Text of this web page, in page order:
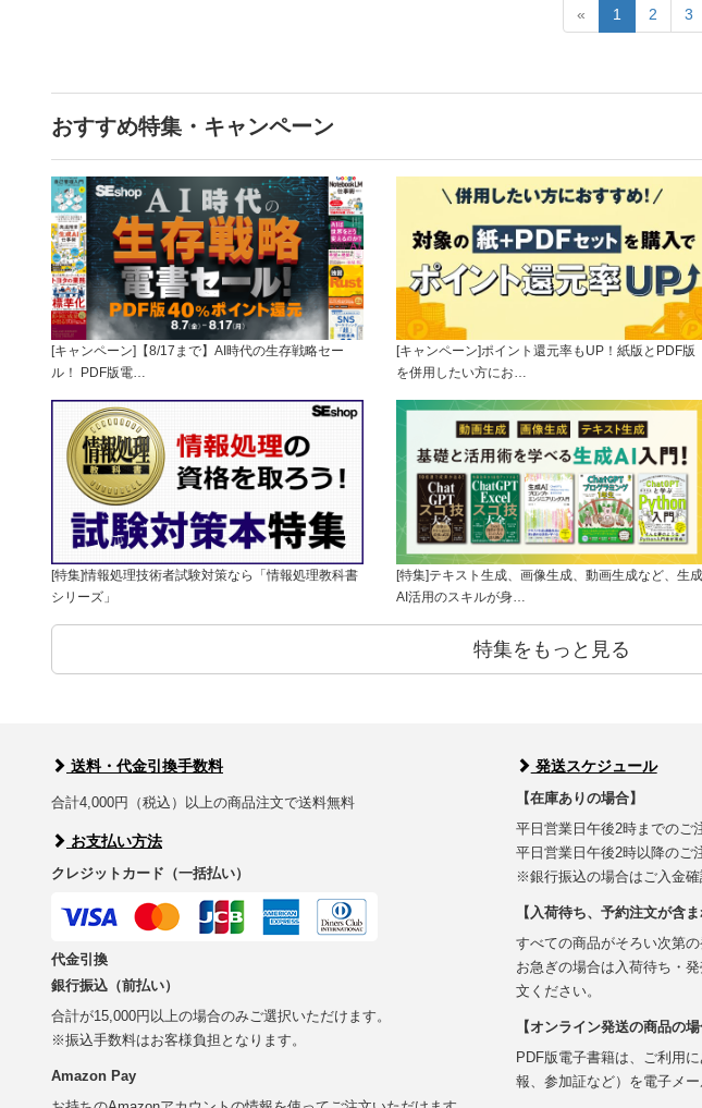
« 1 2 3
おすすめ特集・キャンペーン
[キャンペーン]【8/17まで】AI時代の生存戦略セー
ル！ PDF版電…
[キャンペーン]ポイント還元率もUP！紙版とPDF版
を併用したい方にお…
[特集]情報処理技術者試験対策なら「情報処理教科書
シリーズ」
[特集]テキスト生成、画像生成、動画生成など、生成
AI活用のスキルが身…
特集をもっと見る
送料・代金引換手数料
合計4,000円（税込）以上の商品注文で送料無料
お支払い方法
クレジットカード（一括払い）
代金引換
銀行振込（前払い）
合計が15,000円以上の場合のみご選択いただけます。
※振込手数料はお客様負担となります。
Amazon Pay
発送スケジュール
【在庫ありの場合】
平日営業日午後2時までのご
平日営業日午後2時以降のご
※銀行振込の場合はご入金確
【入荷待ち、予約注文が含ま
すべての商品がそろい次第の
お急ぎの場合は入荷待ち・
文ください。
【オンライン発送の商品の場
PDF版電子書籍は、ご利用
報、参加証など）を電子メー